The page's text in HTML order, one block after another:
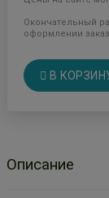
Окончательный
оформлении
В
Описание